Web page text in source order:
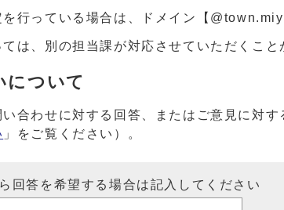
行っている場合は、ドメイン【
は、別の担当課が対応させていただくこと
について
合わせに対する回答、またはご意見に対
」をご覧ください）。
答を希望する場合は記入してください